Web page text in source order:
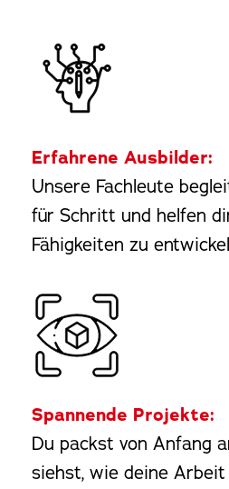
Erfahrene Ausbilder:
Unsere Fachleute
für Schritt und helfen
Fähigkeiten zu
Spannende Projekte:
Du packst von Anfang
siehst, wie deine